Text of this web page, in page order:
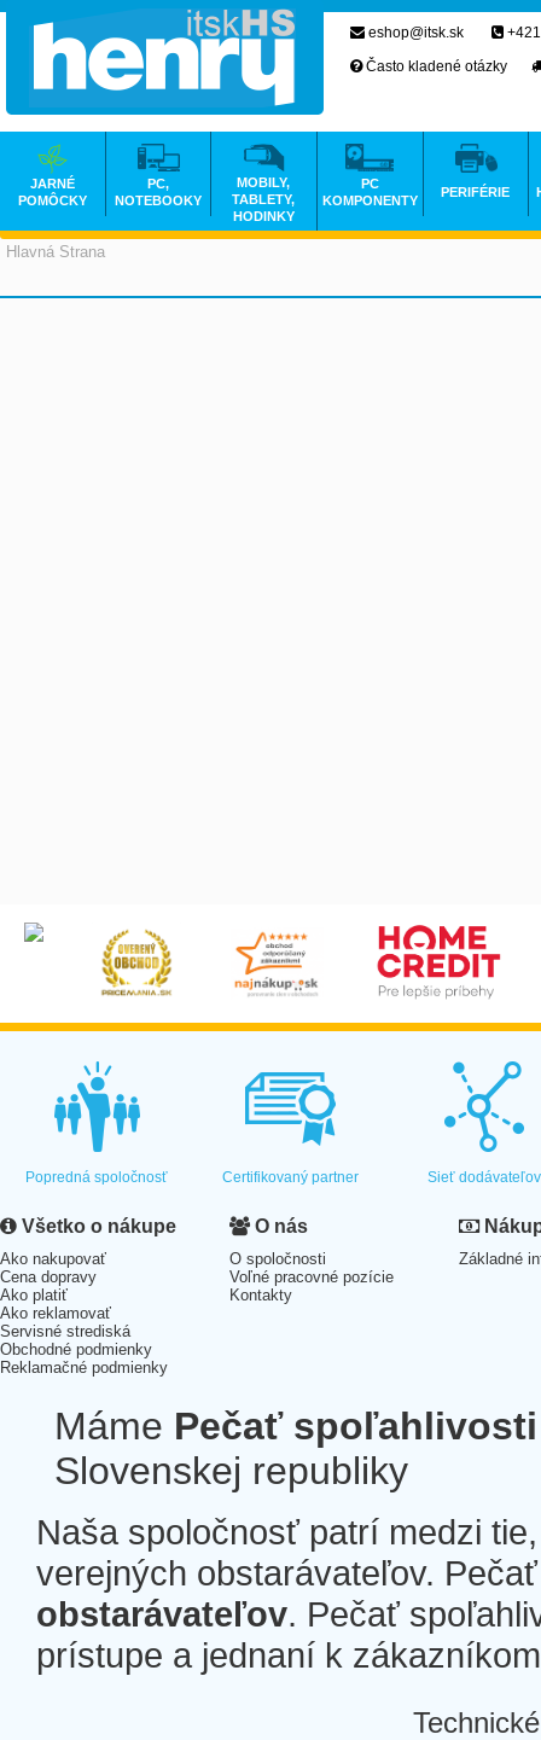
Hlavná Strana
eshop@itsk.sk
Často kladené otázky
JARNÉ
POMÔCKY
PC,
NOTEBOOKY
MOBILY,
TABLETY,
HODINKY
PC
KOMPONENTY
PERIFÉRIE
Popredná spoločnosť Certifikovaný partner Sieť dodávateľov
Všetko o nákupe
Ako nakupovať
Cena dopravy
Ako platiť
Ako reklamovať
Servisné strediská
Obchodné podmienky
Reklamačné podmienky
O nás
O spoločnosti
Voľné pracovné pozície
Kontakty
Základné
Máme Pečať spoľahlivosti
Slovenskej republiky
Naša spoločnosť patrí medzi
verejných obstarávateľov.
obstarávateľov. Pečať
prístupe a jednaní k